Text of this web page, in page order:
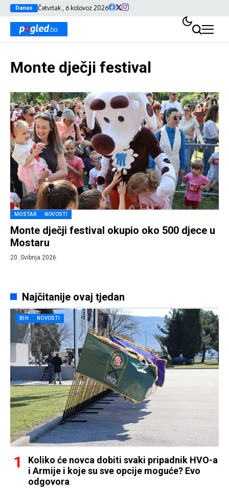
Danas Četvrtak , 6 kolovoz 2026
Monte dječji festival
MOSTAR NOVOSTI
Monte dječji festival okupio oko 500 djece u
Mostaru
20. Svibnja 2026.
Najčitanije ovaj tjedan
BIH NOVOSTI
Koliko će novca dobiti svaki pripadnik HVO-a
i Armije i koje su sve opcije moguće? Evo
odgovora